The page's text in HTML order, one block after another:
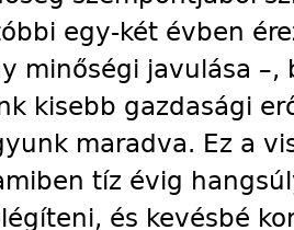
egy-két évben
minőségi javulása
kisebb gazdasági
maradva. Ez a
tíz évig
és kevésbé